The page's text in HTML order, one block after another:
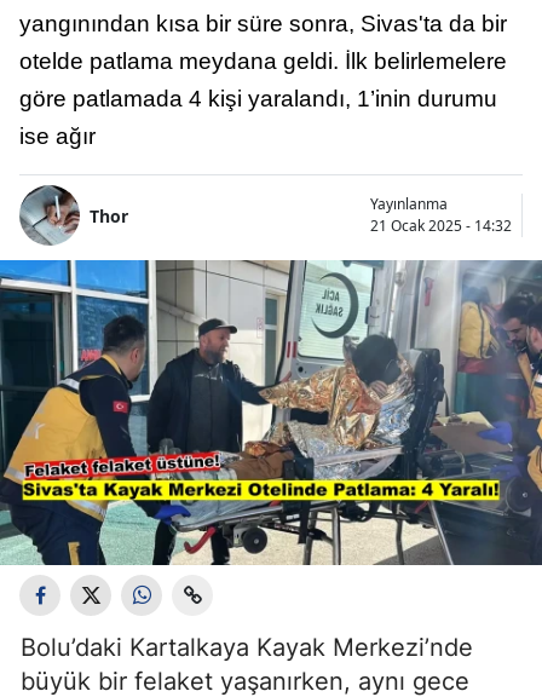
yangınından kısa bir süre sonra, Sivas'ta da bir
otelde patlama meydana geldi. İlk belirlemelere
göre patlamada 4 kişi yaralandı, 1’inin durumu
ise ağır
Thor
Yayınlanma
21 Ocak 2025 - 14:32
Bolu’daki Kartalkaya Kayak Merkezi’nde
büyük bir felaket yaşanırken, aynı gece